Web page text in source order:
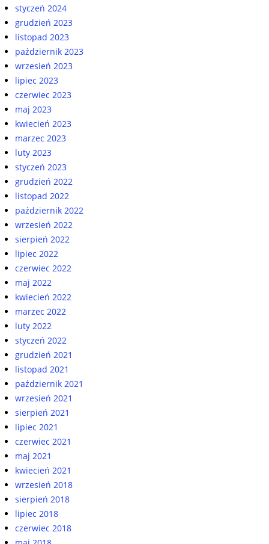
styczeń 2024
grudzień 2023
listopad 2023
październik 2023
wrzesień 2023
lipiec 2023
czerwiec 2023
maj 2023
kwiecień 2023
marzec 2023
luty 2023
styczeń 2023
grudzień 2022
listopad 2022
październik 2022
wrzesień 2022
sierpień 2022
lipiec 2022
czerwiec 2022
maj 2022
kwiecień 2022
marzec 2022
luty 2022
styczeń 2022
grudzień 2021
listopad 2021
październik 2021
wrzesień 2021
sierpień 2021
lipiec 2021
czerwiec 2021
maj 2021
kwiecień 2021
wrzesień 2018
sierpień 2018
lipiec 2018
czerwiec 2018